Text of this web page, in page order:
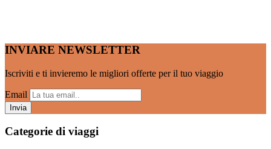
INVIARE NEWSLETTER
Iscriviti e ti invieremo le migliori offerte per il tuo viaggio
Email
Categorie di viaggi